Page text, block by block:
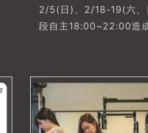
2/5(日)、2/18-19(六、
段自主18:00~22:00造